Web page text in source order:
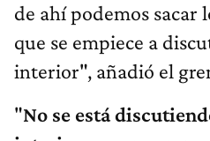
de ahí podemos sacar
que se empiece a
interior", añadió el
"No se está